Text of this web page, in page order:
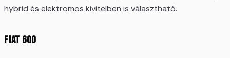
hybrid és elektromos kivitelben is választható.
Fiat 600